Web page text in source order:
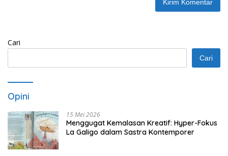
Cari
Cari
Opini
15 Mei 2026
Menggugat Kemalasan Kreatif: Hyper-Fokus
La Galigo dalam Sastra Kontemporer